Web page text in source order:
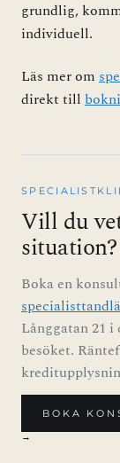
grundlig,
individuell.
Läs mer om
direkt till
Vill du
situation?
Boka en
Långgatan 21
besöket.
BOKA
→